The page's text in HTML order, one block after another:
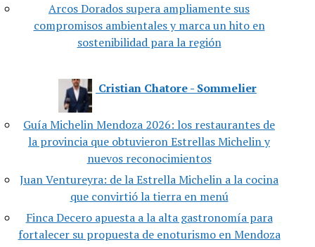
Arcos Dorados supera ampliamente sus
compromisos ambientales y marca un hito en
sostenibilidad para la región
Cristian Chatore - Sommelier
Guía Michelin Mendoza 2026: los restaurantes de
la provincia que obtuvieron Estrellas Michelin y
nuevos reconocimientos
Juan Ventureyra: de la Estrella Michelin a la cocina
que convirtió la tierra en menú
Finca Decero apuesta a la alta gastronomía para
fortalecer su propuesta de enoturismo en Mendoza